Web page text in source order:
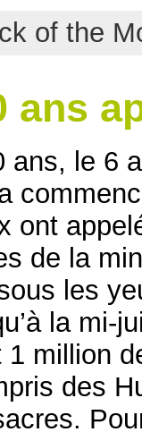
of the
ans
ans, le 6
ont
de la
les
la mi-
1 million
des